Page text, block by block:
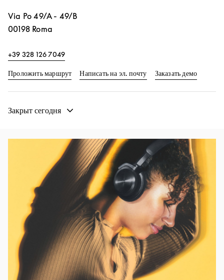
Via Po 49/A - 49/B
00198 Roma
+39 328 126 7049
Проложить маршрутLink Opens in New Tab
Написать на эл. почту Заказать демо
Закрыт сегодня
Изображение события